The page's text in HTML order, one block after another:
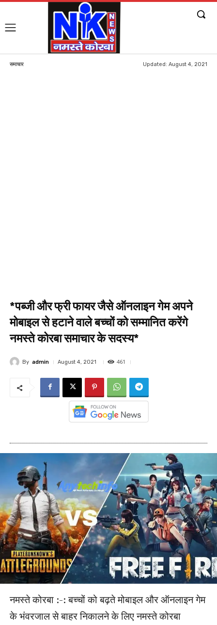
समाचार Updated: August 4, 2021
*पब्जी और फ्री फायर जैसे ऑनलाइन गेम अपने
मोबाइल से हटाने वाले बच्चों को सम्मानित करेंगे
नमस्ते कोरबा समाचार के सदस्य*
By admin August 4, 2021 461
नमस्ते कोरबा :-: बच्चों को बढ़ते मोबाइल और ऑनलाइन गेम
के भंवरजाल से बाहर निकालने के लिए नमस्ते कोरबा